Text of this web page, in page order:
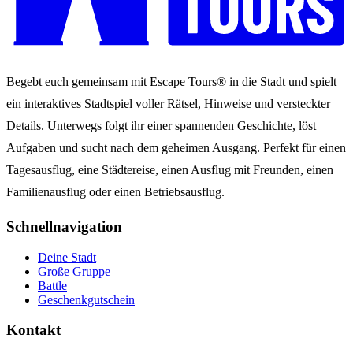
Begebt euch gemeinsam mit Escape Tours® in die Stadt und spielt
ein interaktives Stadtspiel voller Rätsel, Hinweise und versteckter
Details. Unterwegs folgt ihr einer spannenden Geschichte, löst
Aufgaben und sucht nach dem geheimen Ausgang. Perfekt für einen
Tagesausflug, eine Städtereise, einen Ausflug mit Freunden, einen
Familienausflug oder einen Betriebsausflug.
Schnellnavigation
Deine Stadt
Große Gruppe
Battle
Geschenkgutschein
Kontakt